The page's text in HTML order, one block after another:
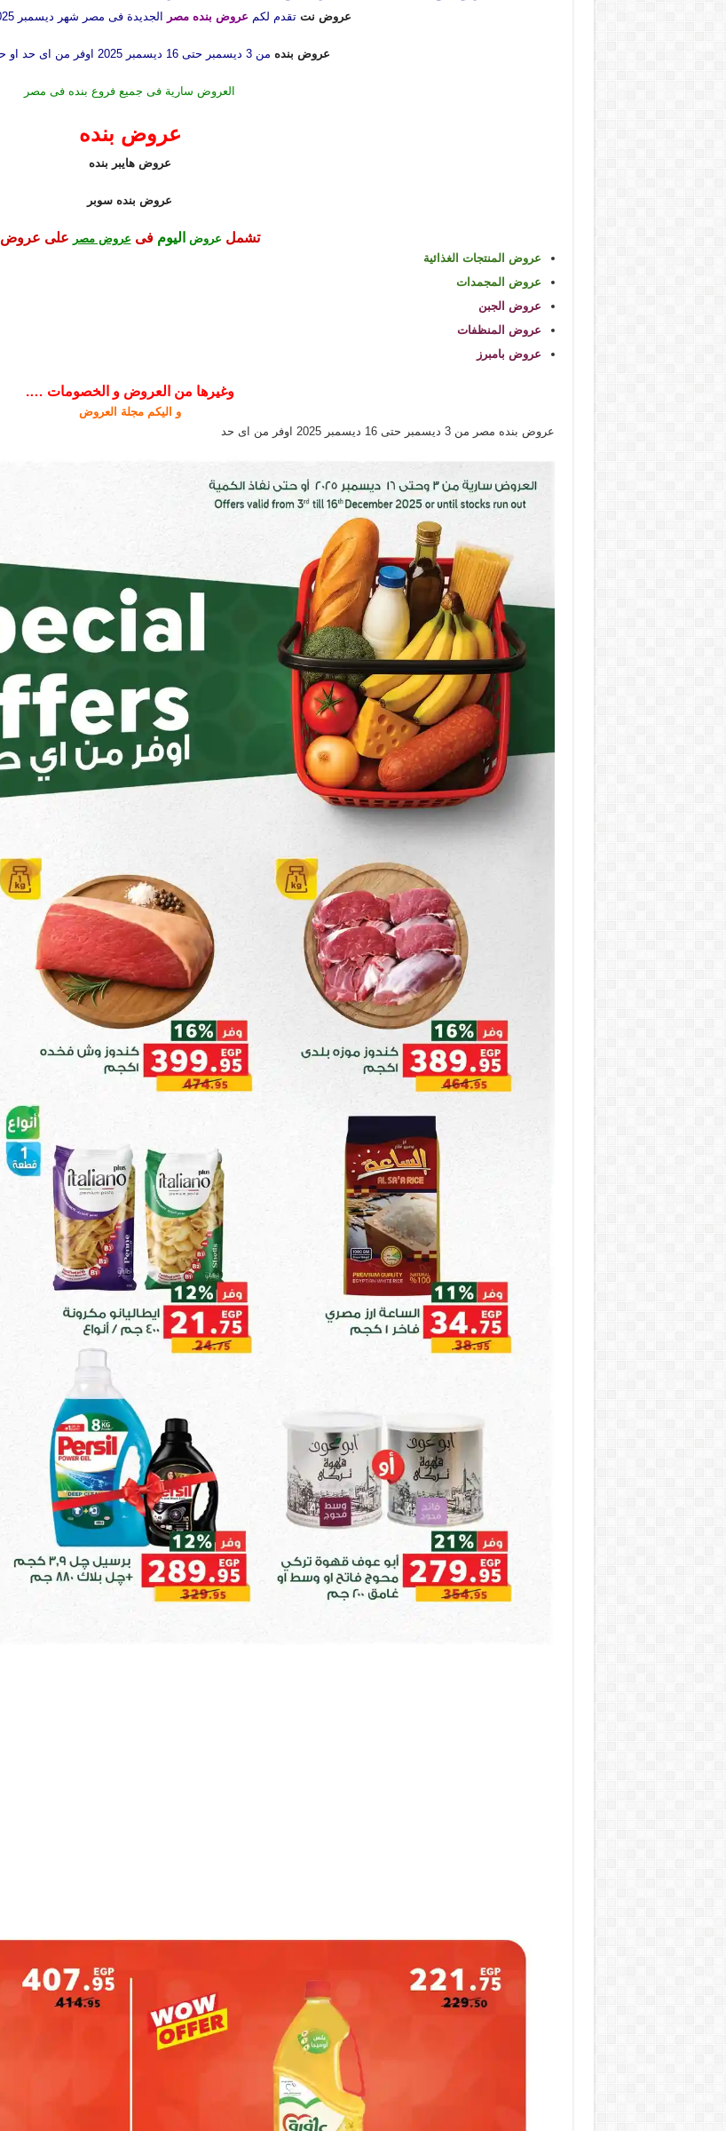
عروض نت تقدم لكم عروض بنده مصر الجديدة فى مصر شهر ديسمبر 2025 فى جميع الفروع
عروض بنده من 3 ديسمبر حتى 16 ديسمبر 2025 اوفر من اى حد او حتى نفاذ الكمية
العروض سارية فى جميع فروع بنده فى مصر
عروض بنده
عروض هايبر بنده
عروض بنده سوبر
تشمل عروض اليومفى عروض مصر على عروض
عروض المنتجات الغذائية
عروض المجمدات
عروض الجبن
عروض المنظفات
عروض بامبرز
وغيرها من العروض و الخصومات ….
و اليكم مجلة العروض
عروض بنده مصر من 3 ديسمبر حتى 16 ديسمبر 2025 اوفر من اى حد